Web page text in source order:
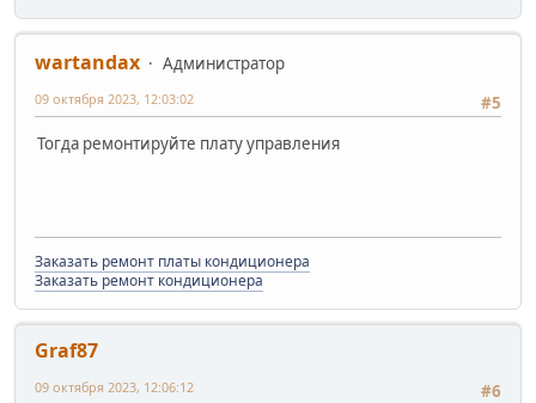
wartandax
Администратор
#5
09 октября 2023, 12:03:02
Тогда ремонтируйте плату управления
Заказать ремонт платы кондиционера
Заказать ремонт кондиционера
Graf87
#6
09 октября 2023, 12:06:12